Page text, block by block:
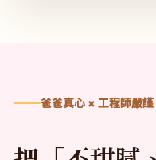
爸爸真心 × 工程師嚴謹